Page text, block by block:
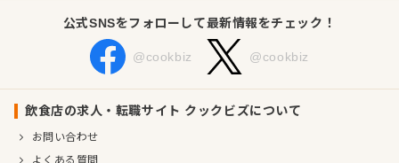
公式SNSをフォローして最新情報をチェック！
@cookbiz @cookbiz
飲食店の求人・転職サイト クックビズについて
お問い合わせ
よくある質問